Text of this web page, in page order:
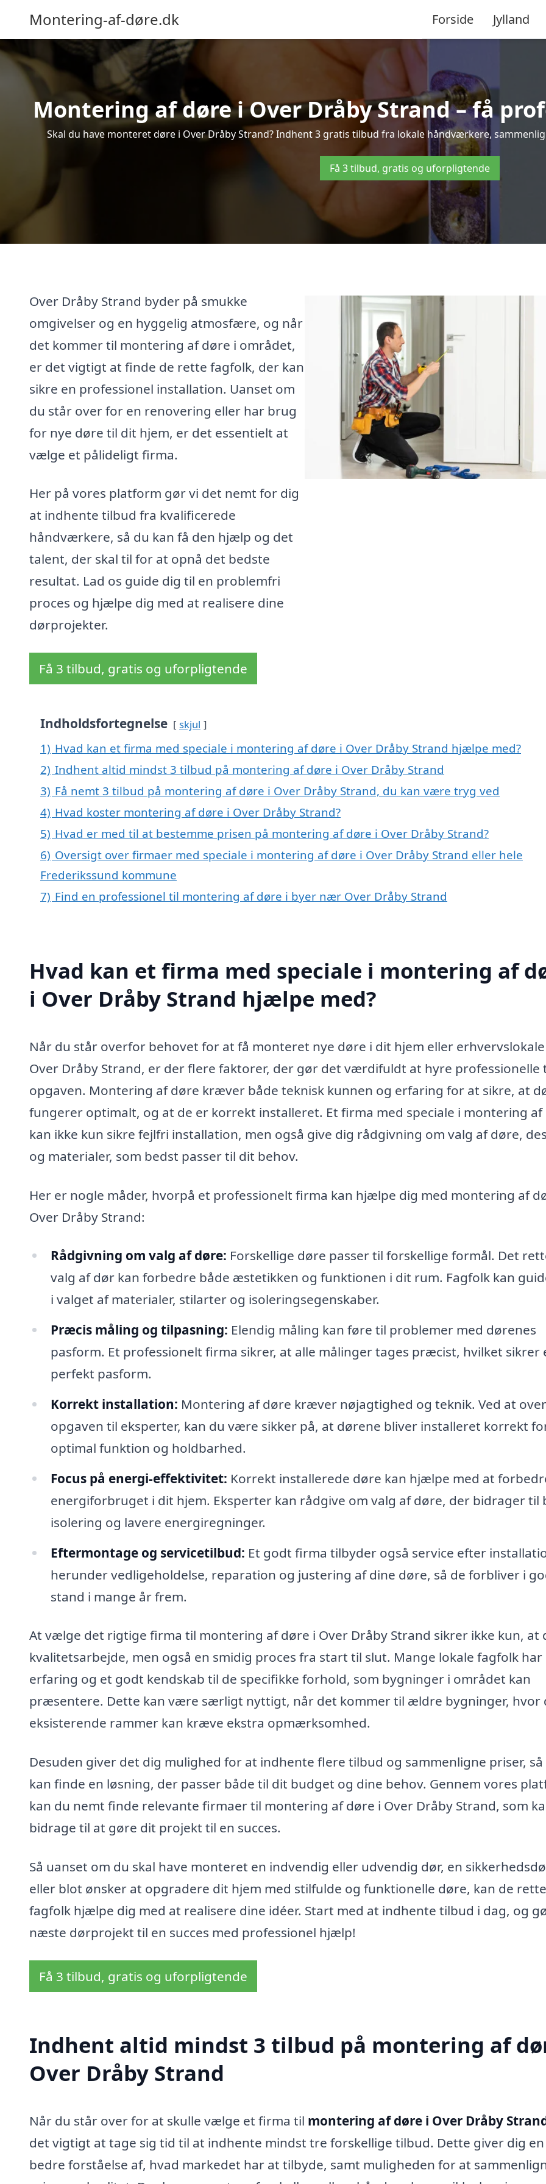
Montering-af-døre.dk Forside Jylland
Montering af døre i Over Dråby Strand – få
Skal du have monteret døre i Over Dråby Strand? Indhent 3 gratis tilbud fra lokale håndværkere,
Få 3 tilbud, gratis og uforpligtende
Over Dråby Strand byder på smukke
omgivelser og en hyggelig atmosfære, og når
det kommer til montering af døre i området,
er det vigtigt at finde de rette fagfolk, der kan
sikre en professionel installation. Uanset om
du står over for en renovering eller har brug
for nye døre til dit hjem, er det essentielt at
vælge et pålideligt firma.
Her på vores platform gør vi det nemt for dig
at indhente tilbud fra kvalificerede
håndværkere, så du kan få den hjælp og det
talent, der skal til for at opnå det bedste
resultat. Lad os guide dig til en problemfri
proces og hjælpe dig med at realisere dine
dørprojekter.
Få 3 tilbud, gratis og uforpligtende
Indholdsfortegnelse skjul
1) Hvad kan et firma med speciale i montering af døre i Over Dråby Strand hjælpe med?
2) Indhent altid mindst 3 tilbud på montering af døre i Over Dråby Strand
3) Få nemt 3 tilbud på montering af døre i Over Dråby Strand, du kan være tryg ved
4) Hvad koster montering af døre i Over Dråby Strand?
5) Hvad er med til at bestemme prisen på montering af døre i Over Dråby Strand?
6) Oversigt over firmaer med speciale i montering af døre i Over Dråby Strand eller hele
Frederikssund kommune
7) Find en professionel til montering af døre i byer nær Over Dråby Strand
Hvad kan et firma med speciale i montering af
i Over Dråby Strand hjælpe med?
Når du står overfor behovet for at få monteret nye døre i dit hjem eller
Over Dråby Strand, er der flere faktorer, der gør det værdifuldt at hyre professionelle
opgaven. Montering af døre kræver både teknisk kunnen og erfaring for at sikre, at
fungerer optimalt, og at de er korrekt installeret. Et firma med speciale i montering af
kan ikke kun sikre fejlfri installation, men også give dig rådgivning om valg af døre,
og materialer, som bedst passer til dit behov.
Her er nogle måder, hvorpå et professionelt firma kan hjælpe dig med montering af
Over Dråby Strand:
Rådgivning om valg af døre: Forskellige døre passer til forskellige formål. Det
valg af dør kan forbedre både æstetikken og funktionen i dit rum. Fagfolk kan
i valget af materialer, stilarter og isoleringsegenskaber.
Præcis måling og tilpasning: Elendig måling kan føre til problemer med dørenes
pasform. Et professionelt firma sikrer, at alle målinger tages præcist, hvilket sikrer
perfekt pasform.
Korrekt installation: Montering af døre kræver nøjagtighed og teknik. Ved at
opgaven til eksperter, kan du være sikker på, at dørene bliver installeret korrekt
optimal funktion og holdbarhed.
Focus på energi-effektivitet: Korrekt installerede døre kan hjælpe med at
energiforbruget i dit hjem. Eksperter kan rådgive om valg af døre, der bidrager til
isolering og lavere energiregninger.
Eftermontage og servicetilbud: Et godt firma tilbyder også service efter
herunder vedligeholdelse, reparation og justering af dine døre, så de forbliver i
stand i mange år frem.
At vælge det rigtige firma til montering af døre i Over Dråby Strand sikrer ikke kun, at
kvalitetsarbejde, men også en smidig proces fra start til slut. Mange lokale fagfolk
erfaring og et godt kendskab til de specifikke forhold, som bygninger i området kan
præsentere. Dette kan være særligt nyttigt, når det kommer til ældre bygninger, hvor
eksisterende rammer kan kræve ekstra opmærksomhed.
Desuden giver det dig mulighed for at indhente flere tilbud og sammenligne priser, så
kan finde en løsning, der passer både til dit budget og dine behov. Gennem vores
kan du nemt finde relevante firmaer til montering af døre i Over Dråby Strand, som
bidrage til at gøre dit projekt til en succes.
Så uanset om du skal have monteret en indvendig eller udvendig dør, en
eller blot ønsker at opgradere dit hjem med stilfulde og funktionelle døre, kan de rette
fagfolk hjælpe dig med at realisere dine idéer. Start med at indhente tilbud i dag, og
næste dørprojekt til en succes med professionel hjælp!
Få 3 tilbud, gratis og uforpligtende
Indhent altid mindst 3 tilbud på montering af
Over Dråby Strand
Når du står over for at skulle vælge et firma til montering af døre i Over Dråby
det vigtigt at tage sig tid til at indhente mindst tre forskellige tilbud. Dette giver dig en
bedre forståelse af, hvad markedet har at tilbyde, samt muligheden for at